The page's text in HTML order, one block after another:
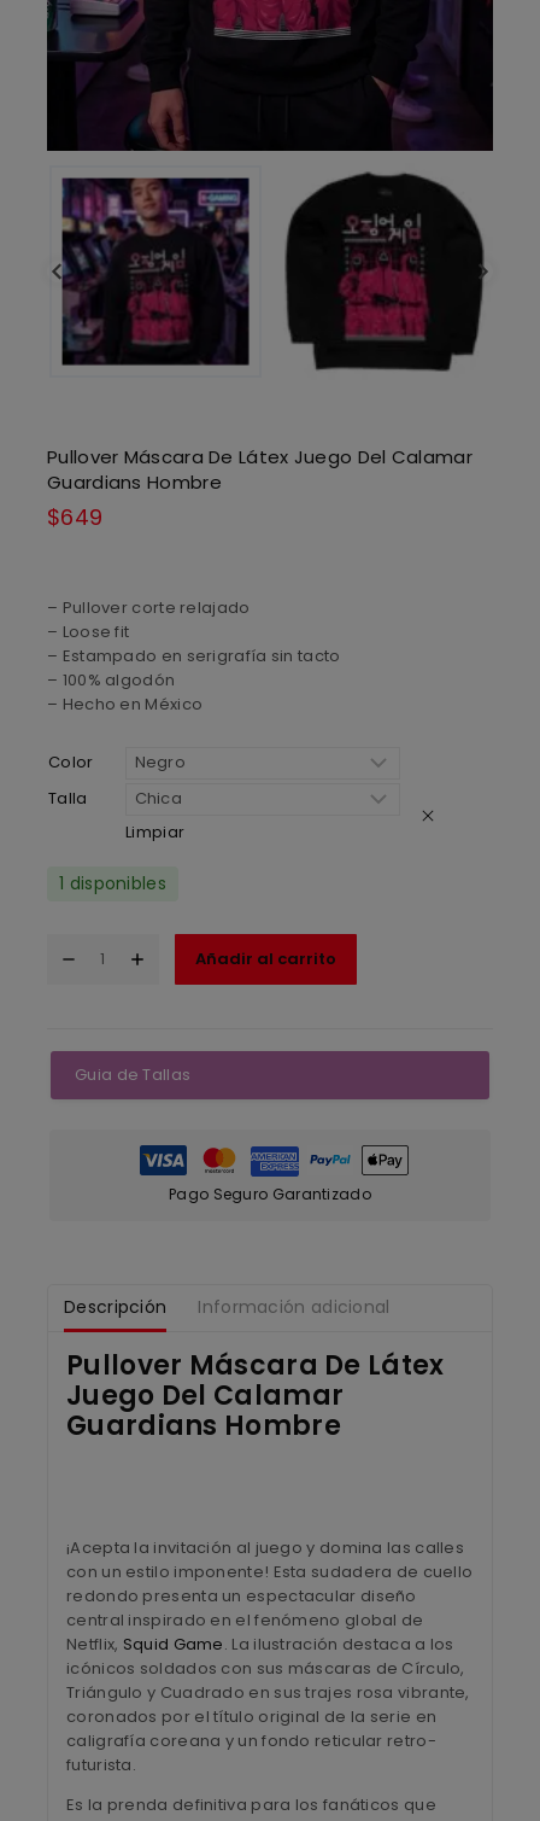
Pullover Máscara De Látex Juego Del Calamar
Guardians Hombre
$649
– Pullover corte relajado
– Loose fit
– Estampado en serigrafía sin tacto
– 100% algodón
– Hecho en México
Color
Talla
Limpiar
1 disponibles
Añadir al carrito
Guia de Tallas
Pago Seguro Garantizado
Descripción Información adicional
Pullover Máscara De Látex
Juego Del Calamar
Guardians Hombre
¡Acepta la invitación al juego y domina las calles
con un estilo imponente! Esta sudadera de cuello
redondo presenta un espectacular diseño
central inspirado en el fenómeno global de
Netflix, Squid Game. La ilustración destaca a los
icónicos soldados con sus máscaras de Círculo,
Triángulo y Cuadrado en sus trajes rosa vibrante,
coronados por el título original de la serie en
caligrafía coreana y un fondo reticular retro-
futurista.
Es la prenda definitiva para los fanáticos que